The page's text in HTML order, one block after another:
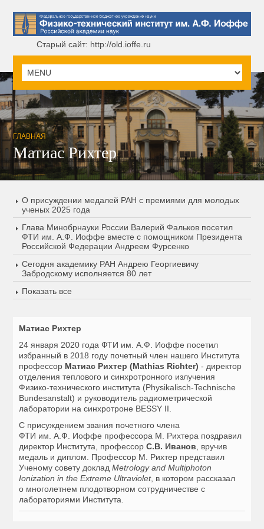
Старый сайт: http://old.ioffe.ru
ГЛАВНАЯ
Матиас Рихтер
О присуждении медалей РАН с премиями для молодых
ученых 2025 года
Глава Минобрнауки России Валерий Фальков посетил
ФТИ им. А.Ф. Иоффе вместе с помощником Президента
Российской Федерации Андреем Фурсенко
Сегодня академику РАН Андрею Георгиевичу
Забродскому исполняется 80 лет
Показать все
Матиас Рихтер
24 января 2020 года ФТИ им. А.Ф. Иоффе посетил
избранный в 2018 году почетный член нашего Института
профессор Матиас Рихтер (Mathias Richter) - директор
отделения теплового и синхротронного излучения
Физико-технического института (Physikalisch-Technische
Bundesanstalt) и руководитель радиометрической
лаборатории на синхротроне BESSY II.
С присуждением звания почетного члена
ФТИ им. А.Ф. Иоффе профессора М. Рихтера поздравил
директор Института, профессорС.В. Иванов , вручив
медаль и диплом. Профессор М. Рихтер представил
Ученому совету докладMetrology and Multiphoton
Ionization in the Extreme Ultraviolet, в котором рассказал
о многолетнем плодотворном сотрудничестве с
лабораториями Института.